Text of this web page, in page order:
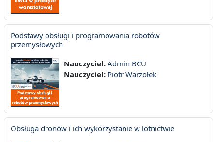
Podstawy obsługi i programowania robotów
przemysłowych
Nauczyciel: Admin BCU
Nauczyciel: Piotr Warżołek
Obsługa dronów i ich wykorzystanie w lotnictwie